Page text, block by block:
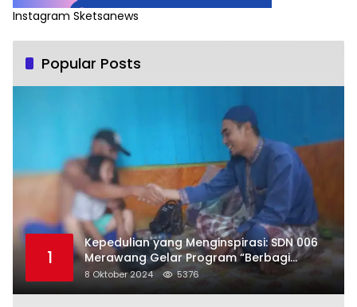
Instagram Sketsanews
Popular Posts
1
Kepedulian yang Menginspirasi: SDN 006
Merawang Gelar Program “Berbagi
Segenggam Beras”
8 Oktober 2024 5376